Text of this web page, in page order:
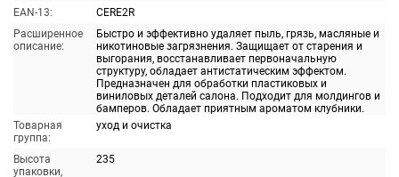
EAN-13:
CERE2R
Расширенное
описание:
Быстро и эффективно удаляет пыль, грязь, масляные и
никотиновые загрязнения. Защищает от старения и
выгорания, восстанавливает первоначальную
структуру, обладает антистатическим эффектом.
Предназначен для обработки пластиковых и
виниловых деталей салона. Подходит для молдингов и
бамперов. Обладает приятным ароматом клубники.
Товарная
группа:
уход и очистка
Высота
упаковки,
235